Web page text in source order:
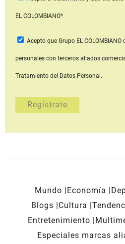
EL COLOMBIANO*
Acepto que Grupo EL COLOMBIANO
personales con terceros aliados
Tratamiento del Datos Personal.
Mundo Economía
Blogs
Cultura
Entretenimiento
Especiales marcas